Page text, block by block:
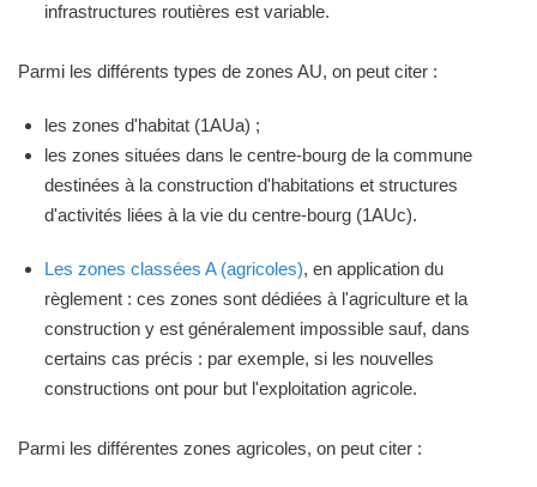
infrastructures routières est variable.
Parmi les différents types de zones AU, on peut citer :
les zones d'habitat (1AUa) ;
les zones situées dans le centre-bourg de la commune
destinées à la construction d'habitations et structures
d'activités liées à la vie du centre-bourg (1AUc).
Les zones classées A (agricoles), en application du
règlement : ces zones sont dédiées à l'agriculture et la
construction y est généralement impossible sauf, dans
certains cas précis : par exemple, si les nouvelles
constructions ont pour but l'exploitation agricole.
Parmi les différentes zones agricoles, on peut citer :